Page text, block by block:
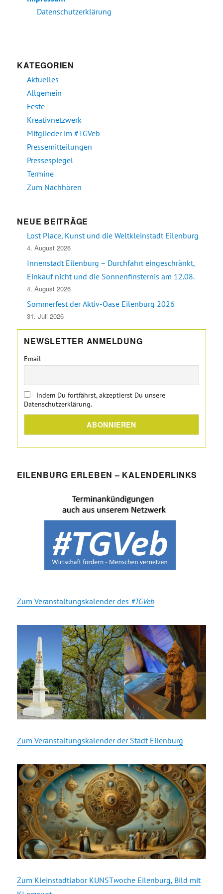
Datenschutzerklärung
KATEGORIEN
Aktuelles
Allgemein
Feste
Kreativnetzwerk
Mitglieder im #TGVeb
Pressemitteilungen
Pressespiegel
Termine
Zum Nachhören
NEUE BEITRÄGE
Lost Place, Kunst und die Weltkleinstadt Eilenburg
4. August 2026
Innenstadt Eilenburg – Durchfahrt eingeschränkt,
Einkauf nicht und die Sonnenfinsternis am 12.08.
4. August 2026
Sommerfest der Aktiv-Oase Eilenburg 2026
31. Juli 2026
NEWSLETTER ANMELDUNG
Email
Indem Du fortfährst, akzeptierst Du unsere
Datenschutzerklärung.
EILENBURG ERLEBEN – KALENDERLINKS
Zum Veranstaltungskalender des #TGVeb
Zum Veranstaltungskalender der Stadt Eilenburg
Zum Kleinstadtlabor KUNSTwoche Eilenburg, Bild mit